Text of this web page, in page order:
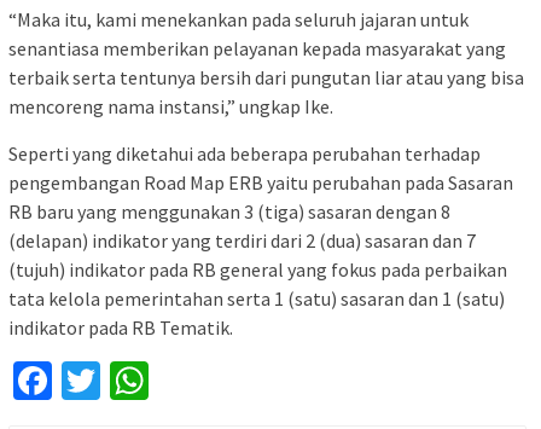
“Maka itu, kami menekankan pada seluruh jajaran untuk
senantiasa memberikan pelayanan kepada masyarakat yang
terbaik serta tentunya bersih dari pungutan liar atau yang bisa
mencoreng nama instansi,” ungkap Ike.
Seperti yang diketahui ada beberapa perubahan terhadap
pengembangan Road Map ERB yaitu perubahan pada Sasaran
RB baru yang menggunakan 3 (tiga) sasaran dengan 8
(delapan) indikator yang terdiri dari 2 (dua) sasaran dan 7
(tujuh) indikator pada RB general yang fokus pada perbaikan
tata kelola pemerintahan serta 1 (satu) sasaran dan 1 (satu)
indikator pada RB Tematik.
Facebook
Twitter